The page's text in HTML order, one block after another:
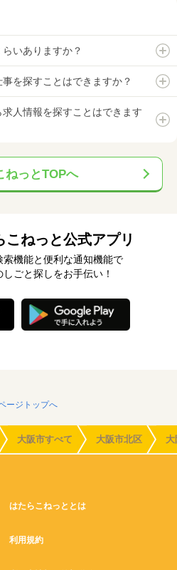
いありますか？
を探すことはできますか？
人情報を探すことはできます
ねっとTOPへ
こねっと公式アプリ
索機能と便利な通知機能で
しごと探しをお手伝い！
ージトップへ
大阪市すべて 大阪市北区
はたらこねっととは
利用規約